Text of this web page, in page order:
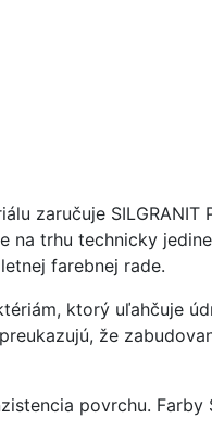
zaručuje SILGRANIT
trhu technicky
farebnej rade.
ktorý uľahčuje
že
povrchu. Farby